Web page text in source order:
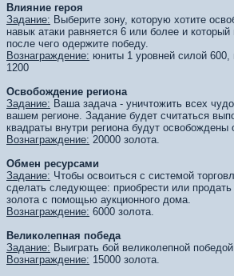
Влияние героя
Задание: Выберите зону, которую хотите
навык атаки равняется 6 или более и который
после чего одержите победу.
Вознаграждение: юниты 1 уровней силой
1200
Освобождение региона
Задание: Ваша задача - уничтожить всех
вашем регионе. Задание будет считаться
квадраты внутри региона будут освобождены
Вознаграждение: 20000 золота.
Обмен ресурсами
Задание: Чтобы освоиться с системой
сделать следующее: приобрести или продать
золота с помощью аукционного дома.
Вознаграждение: 6000 золота.
Великолепная победа
Задание: Выиграть бой великолепной победой
Вознаграждение: 15000 золота.